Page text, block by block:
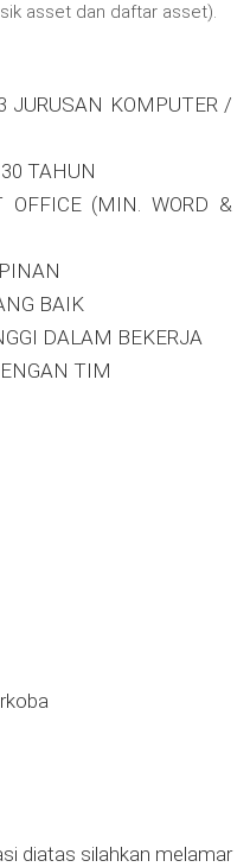
asset dan daftar asset).
KOMPUTER /
TAHUN
OFFICE (MIN. WORD &
BAIK
DALAM BEKERJA
TIM
diatas silahkan melamar